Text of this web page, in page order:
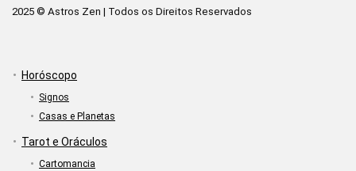
2025 © Astros Zen | Todos os Direitos Reservados
Horóscopo
Signos
Casas e Planetas
Tarot e Oráculos
Cartomancia